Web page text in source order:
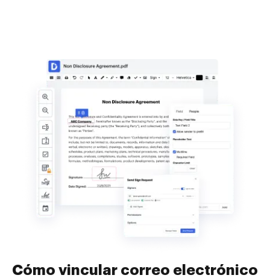
Cómo vincular correo electrónico